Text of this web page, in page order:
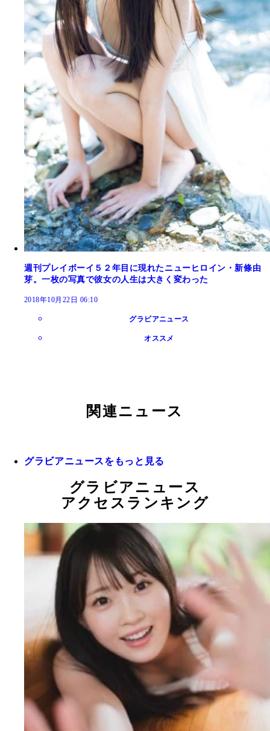
週刊プレイボーイ５２年目に現れたニューヒロイン・新條由
芽。一枚の写真で彼女の人生は大きく変わった
2018年10月22日 06:10
グラビアニュース
オススメ
関連ニュース
グラビアニュースをもっと見る
グラビアニュース
アクセスランキング